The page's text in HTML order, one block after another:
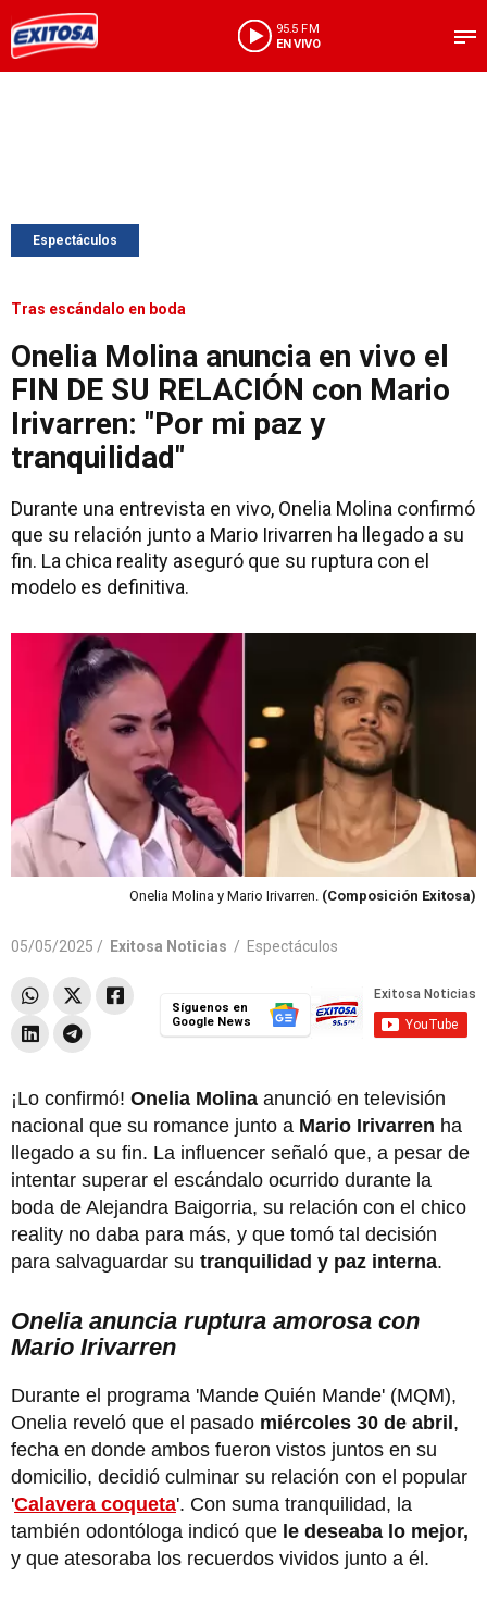
95.5 FM
EN VIVO
Espectáculos
Tras escándalo en boda
Onelia Molina anuncia en vivo el
FIN DE SU RELACIÓN con Mario
Irivarren: "Por mi paz y
tranquilidad"
Durante una entrevista en vivo, Onelia Molina confirmó
que su relación junto a Mario Irivarren ha llegado a su
fin. La chica reality aseguró que su ruptura con el
modelo es definitiva.
Onelia Molina y Mario Irivarren. (Composición Exitosa)
05/05/2025 / Exitosa Noticias / Espectáculos
Síguenos en
Google News
¡Lo confirmó! Onelia Molina anunció en televisión
nacional que su romance junto a Mario Irivarren ha
llegado a su fin. La influencer señaló que, a pesar de
intentar superar el escándalo ocurrido durante la
boda de Alejandra Baigorria, su relación con el chico
reality no daba para más, y que tomó tal decisión
para salvaguardar su tranquilidad y paz interna.
Onelia anuncia ruptura amorosa con
Mario Irivarren
Durante el programa 'Mande Quién Mande' (MQM),
Onelia reveló que el pasado miércoles 30 de abril,
fecha en donde ambos fueron vistos juntos en su
domicilio, decidió culminar su relación con el popular
'Calavera coqueta'. Con suma tranquilidad, la
también odontóloga indicó que le deseaba lo mejor,
y que atesoraba los recuerdos vividos junto a él.